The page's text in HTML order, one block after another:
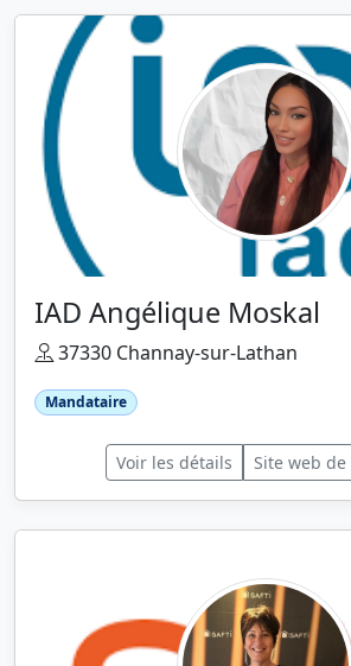
IAD Angélique Moskal
37330 Channay-sur-Lathan
Mandataire
Voir les détails Site web de